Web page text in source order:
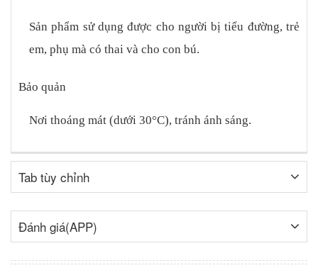
Sản phẩm sử dụng được cho người bị tiểu đường, trẻ
em, phụ mà có thai và cho con bú.
Bảo quản
Nơi thoáng mát (dưới 30°C), tránh ánh sáng.
Tab tùy chỉnh
Đánh giá(APP)